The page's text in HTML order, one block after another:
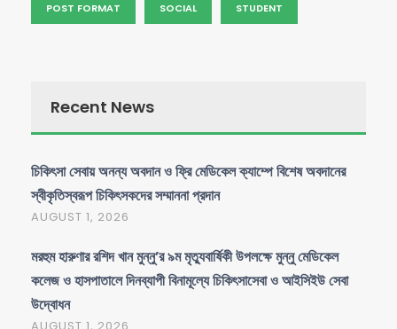
POST FORMAT SOCIAL STUDENT
Recent News
চিকিৎসা সেবায় অনন্য অবদান ও ফ্রি মেডিকেল ক্যাম্পে বিশেষ অবদানের
স্বীকৃতিস্বরূপ চিকিৎসকদের সম্মাননা প্রদান
AUGUST 1, 2026
মরহুম হারুণার রশিদ খান মুন্নু’র ৯ম মৃত্যুবার্ষিকী উপলক্ষে মুন্নু মেডিকেল
কলেজ ও হাসপাতালে দিনব্যাপী বিনামূল্যে চিকিৎসাসেবা ও আইসিইউ সেবা
উদ্বোধন